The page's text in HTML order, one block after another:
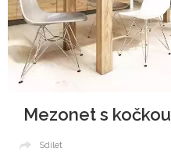
Mezonet s kočkou
Sdílet